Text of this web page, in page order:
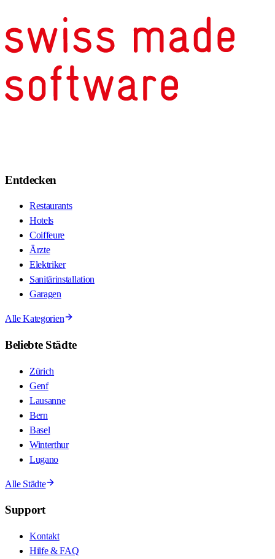
Entdecken
Restaurants
Hotels
Coiffeure
Ärzte
Elektriker
Sanitärinstallation
Garagen
Alle Kategorien
Beliebte Städte
Zürich
Genf
Lausanne
Bern
Basel
Winterthur
Lugano
Alle Städte
Support
Kontakt
Hilfe & FAQ